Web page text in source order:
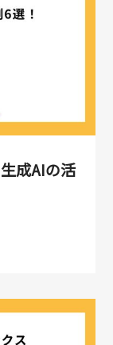
成AIの活